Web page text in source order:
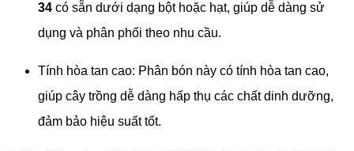
34 có sẵn dưới dạng bột hoặc hạt, giúp dễ dàng sử
dụng và phân phối theo nhu cầu.
Tính hòa tan cao: Phân bón này có tính hòa tan cao,
giúp cây trồng dễ dàng hấp thụ các chất dinh dưỡng,
đảm bảo hiệu suất tốt.